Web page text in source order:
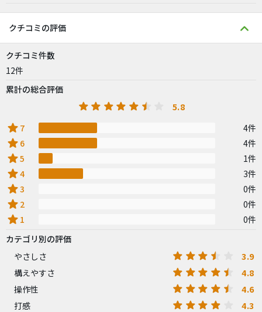
クチコミの評価
クチコミ件数
12件
累計の総合評価
5.8
star 7 4件
star 6 4件
star5 1件
star4 3件
star3 0件
star 2 0件
star 1
0件
カテゴリ別の評価
やさしさ
3.9
構えやすさ 4.8
操作性 4.6
打感 4.3